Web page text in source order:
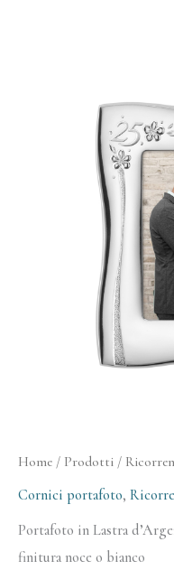
Home / Prodotti /
Cornici portafoto,
Portafoto in Lastra
finitura noce o bianco